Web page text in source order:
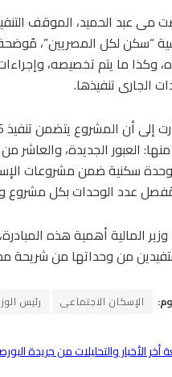
مى عبد الحميد، الموقف
“سكن لكل المصريين”،
وكذا ما يتم تخصيصه،
الجارى تنفيذها.
سكنية ضمن مشروعات
عدد الوحدات بكل مشروع
المالية أهمية هذه
من وحداتها من شريحة
الإسكان الاجتماعى رئيس
أخر الأخبار والتحليلات من جريدة